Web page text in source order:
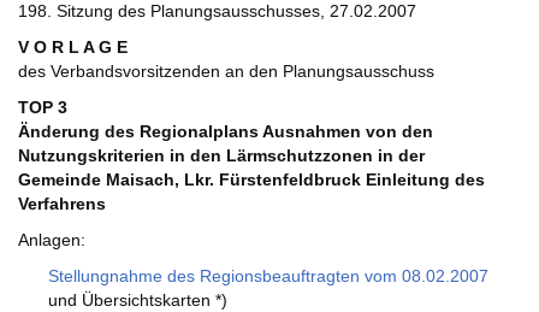
198. Sitzung des Planungsausschusses, 27.02.2007
V O R L A G E
des Verbandsvorsitzenden an den Planungsausschuss
TOP 3
Änderung des Regionalplans Ausnahmen von den
Nutzungskriterien in den Lärmschutzzonen in der
Gemeinde Maisach, Lkr. Fürstenfeldbruck Einleitung des
Verfahrens
Anlagen:
Stellungnahme des Regionsbeauftragten vom 08.02.2007
und Übersichtskarten *)